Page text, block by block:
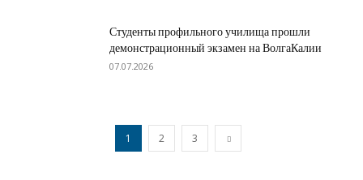
Студенты профильного училища прошли
демонстрационный экзамен на ВолгаКалии
07.07.2026
1 2 3